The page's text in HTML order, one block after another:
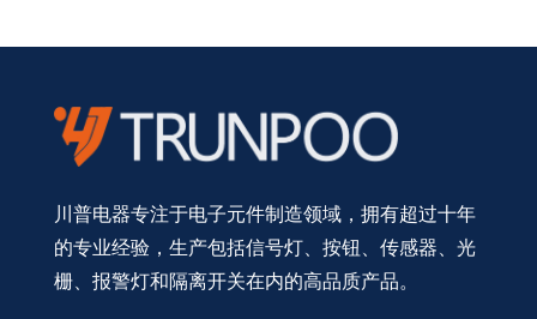
川普电器专注于电子元件制造领域，拥有超过十年
的专业经验，生产包括信号灯、按钮、传感器、光
栅、报警灯和隔离开关在内的高品质产品。